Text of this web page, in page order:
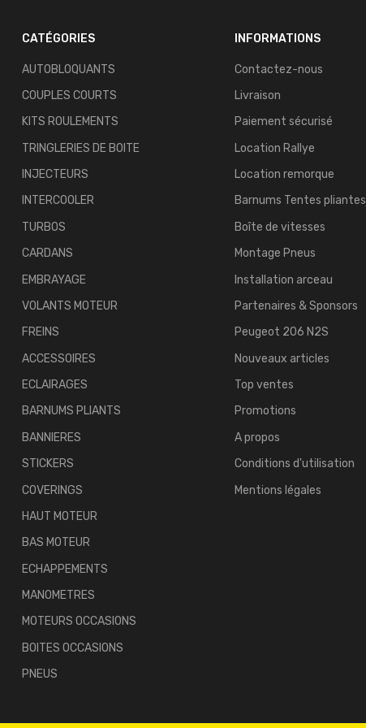
CATÉGORIES
AUTOBLOQUANTS
COUPLES COURTS
KITS ROULEMENTS
TRINGLERIES DE BOITE
INJECTEURS
INTERCOOLER
TURBOS
CARDANS
EMBRAYAGE
VOLANTS MOTEUR
FREINS
ACCESSOIRES
ECLAIRAGES
BARNUMS PLIANTS
BANNIERES
STICKERS
COVERINGS
HAUT MOTEUR
BAS MOTEUR
ECHAPPEMENTS
MANOMETRES
MOTEURS OCCASIONS
BOITES OCCASIONS
PNEUS
INFORMATIONS
Contactez-nous
Livraison
Paiement sécurisé
Location Rallye
Location remorque
Barnums Tentes pliantes
Boîte de vitesses
Montage Pneus
Installation arceau
Partenaires & Sponsors
Peugeot 206 N2S
Nouveaux articles
Top ventes
Promotions
A propos
Conditions d'utilisation
Mentions légales